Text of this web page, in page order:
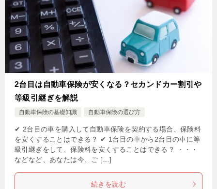
2台目は自動車保険が安くなる？セカンドカー割引や
等級引継ぎを解説
自動車保険の基礎知識 自動車保険の選び方
✔ 2台目の車を購入して自動車保険を契約する場合、保険料
を安くすることはできる？ ✔ 1台目の車から2台目の車に等
級引継ぎをして、保険料を安くすることはできる？ ・・・
などなど、あなたは今、ご […]
続きを読む